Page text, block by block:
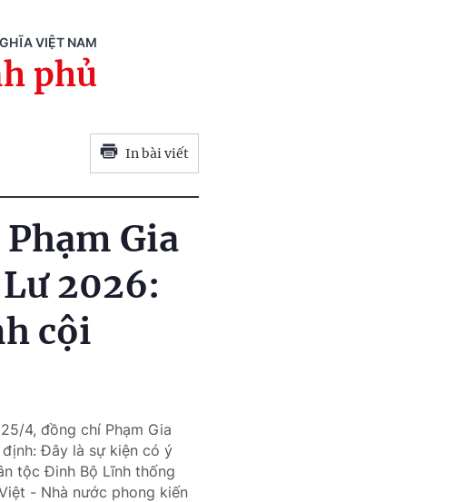
VIỆT NAM
phủ
In bài viết
Gia
2026:
cội
4, đồng chí Phạm Gia
Đây là sự kiện có ý
tộc Đinh Bộ Lĩnh thống
- Nhà nước phong kiến